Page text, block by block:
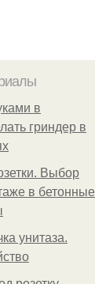
в
гриндер в
Выбор
в бетонные
унитаза.